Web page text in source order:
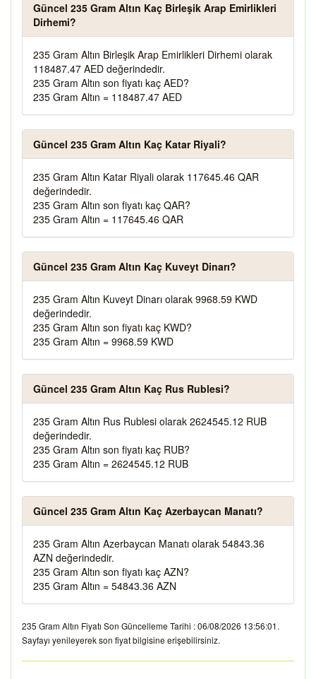
Güncel 235 Gram Altın Kaç Birleşik Arap Emirlikleri
Dirhemi?
235 Gram Altın Birleşik Arap Emirlikleri Dirhemi olarak
118487.47 AED değerindedir.
235 Gram Altın son fiyatı kaç AED?
235 Gram Altın = 118487.47 AED
Güncel 235 Gram Altın Kaç Katar Riyali?
235 Gram Altın Katar Riyali olarak 117645.46 QAR
değerindedir.
235 Gram Altın son fiyatı kaç QAR?
235 Gram Altın = 117645.46 QAR
Güncel 235 Gram Altın Kaç Kuveyt Dinarı?
235 Gram Altın Kuveyt Dinarı olarak 9968.59 KWD
değerindedir.
235 Gram Altın son fiyatı kaç KWD?
235 Gram Altın = 9968.59 KWD
Güncel 235 Gram Altın Kaç Rus Rublesi?
235 Gram Altın Rus Rublesi olarak 2624545.12 RUB
değerindedir.
235 Gram Altın son fiyatı kaç RUB?
235 Gram Altın = 2624545.12 RUB
Güncel 235 Gram Altın Kaç Azerbaycan Manatı?
235 Gram Altın Azerbaycan Manatı olarak 54843.36
AZN değerindedir.
235 Gram Altın son fiyatı kaç AZN?
235 Gram Altın = 54843.36 AZN
235 Gram Altın Fiyatı Son Güncelleme Tarihi : 06/08/2026 13:56:01.
Sayfayı yenileyerek son fiyat bilgisine erişebilirsiniz.